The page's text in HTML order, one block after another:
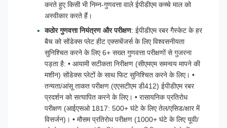
करते हुए किसी भी निम्न-गुणवत्ता वाले ईपीडीएम कच्चे माल को
अस्वीकार करते हैं।
कठोर गुणवत्ता नियंत्रण और परीक्षण: ईपीडीएम रबर गैस्केट के हर
बैच को सोंडेक्स प्लेट हीट एक्सचेंजर्स के लिए विश्वसनीयता
सुनिश्चित करने के लिए 6+ सख्त गुणवत्ता परीक्षणों से गुजरना
पड़ता है: • आयामी सटीकता निरीक्षण (सीएमएम समन्वय मापने की
मशीन) सोंडेक्स प्लेटों के साथ फिट सुनिश्चित करने के लिए। •
तन्यता/आंसू ताकत परीक्षण (एएसटीएम डी412) ईपीडीएम रबर
प्रदर्शन को सत्यापित करने के लिए। • रासायनिक प्रतिरोध
परीक्षण (आईएसओ 1817: 500+ घंटे के लिए तेल/एसिड/क्षार में
विसर्जन)। • मौसम प्रतिरोध परीक्षण (1000+ घंटे के लिए यूवी/